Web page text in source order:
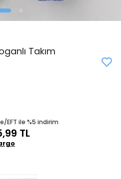
Takım
EFT ile %5 indirim
TL